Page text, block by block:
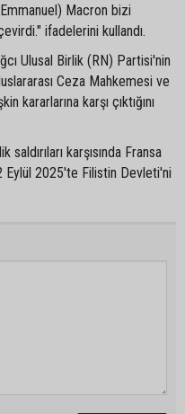
Macron bizi
çevirdi." ifadelerini kullandı.
Ulusal Birlik (RN) Partisi'nin
Ceza Mahkemesi ve
kararlarına karşı çıktığını
karşısında Fransa
Eylül 2025'te Filistin Devleti'ni